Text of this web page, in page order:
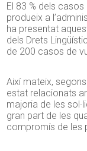
El 83 % dels
produeix a
ha presentat
dels Drets
de 200 casos de
Així mateix,
estat relacionats
majoria de les
gran part de les
compromís de les